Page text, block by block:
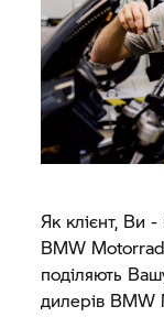
Як клієнт, Ви
BMW Motorrad
поділяють
дилерів BMW